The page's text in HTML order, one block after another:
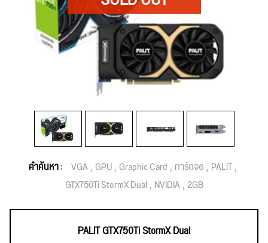
คำค้นหา : VGA GPU Graphic Card การ์ดจอ PALIT
GTX750Ti StormX Dual NVIDIA 2GB
PALIT GTX750Ti StormX Dual